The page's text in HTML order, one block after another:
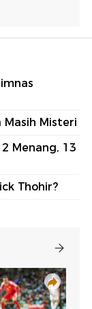
Masih Misteri
Menang, 13
Thohir?